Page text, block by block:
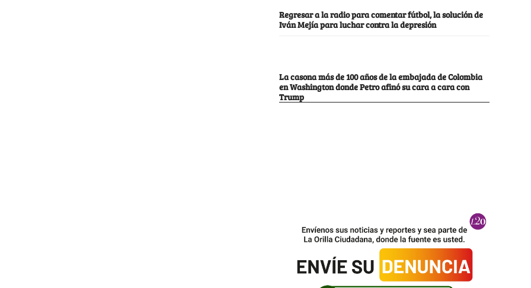
Regresar a la radio para comentar fútbol, la solución de
Iván Mejía para luchar contra la depresión
La casona más de 100 años de la embajada de Colombia
en Washington donde Petro afinó su cara a cara con
Trump